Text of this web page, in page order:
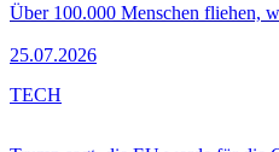
Über 100.000 Menschen fliehen,
25.07.2026
TECH